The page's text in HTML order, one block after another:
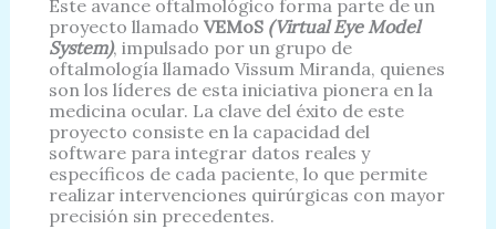
Este avance oftalmológico forma parte de un
proyecto llamado VEMoS (Virtual Eye Model
System), impulsado por un grupo de
oftalmología llamado Vissum Miranda, quienes
son los líderes de esta iniciativa pionera en la
medicina ocular. La clave del éxito de este
proyecto consiste en la capacidad del
software para integrar datos reales y
específicos de cada paciente, lo que permite
realizar intervenciones quirúrgicas con mayor
precisión sin precedentes.